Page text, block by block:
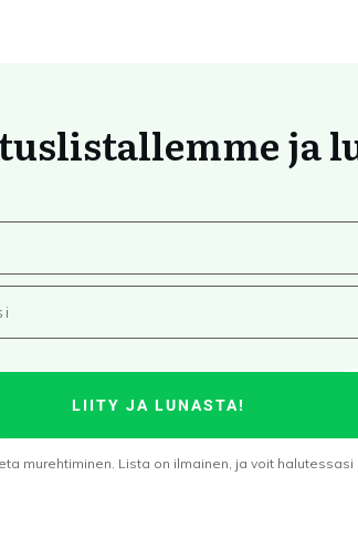
ja
LIITY JA LUNASTA!
murehtiminen. Lista on ilmainen, ja voit